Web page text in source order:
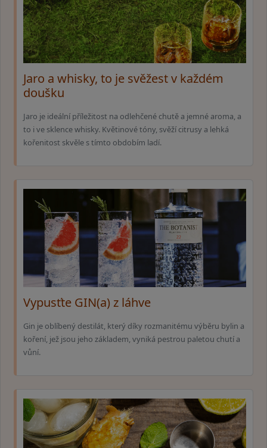
Jaro a whisky, to je svěžest v každém
doušku
Jaro je ideální příležitost na odlehčené chutě a jemné aroma, a
to i ve sklence whisky. Květinové tóny, svěží citrusy a lehká
kořenitost skvěle s tímto obdobím ladí.
Vypusťte GIN(a) z láhve
Gin je oblíbený destilát, který díky rozmanitému výběru bylin a
koření, jež jsou jeho základem, vyniká pestrou paletou chutí a
vůní.